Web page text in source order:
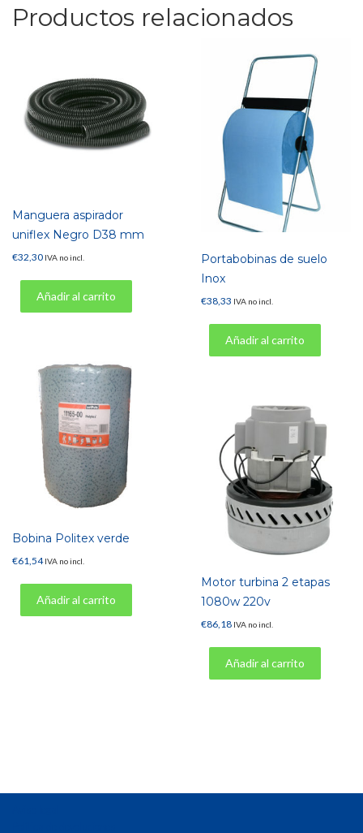
Productos relacionados
Manguera aspirador
uniflex Negro D38 mm
€32,30 IVA no incl.
Añadir al carrito
Portabobinas de suelo
Inox
€38,33 IVA no incl.
Añadir al carrito
Bobina Politex verde
€61,54 IVA no incl.
Añadir al carrito
Motor turbina 2 etapas
1080w 220v
€86,18 IVA no incl.
Añadir al carrito